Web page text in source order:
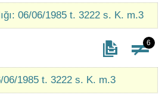
06/06/1985 t. 3222 s. K. m.3
6
06/1985 t. 3222 s. K. m.3